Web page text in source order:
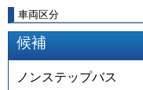
車両区分
候補
ノンステップバス